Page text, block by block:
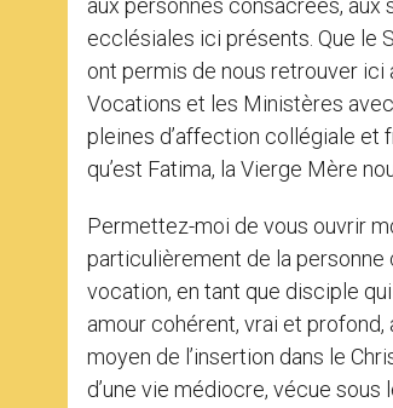
aux personnes consacrées,
ecclésiales ici présents. Que le
ont permis de nous retrouver
Vocations et les Ministères
pleines d’affection collégiale et
qu’est Fatima, la Vierge Mère
Permettez-moi de vous ouvrir
particulièrement de la personne
vocation, en tant que disciple
amour cohérent, vrai et
moyen de l’insertion dans le
d’une vie médiocre, vécue sous